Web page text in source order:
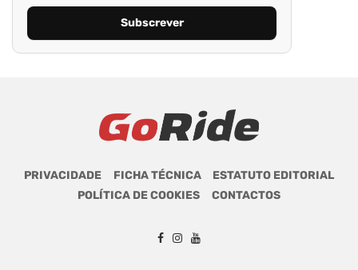
PRIVACIDADE FICHA TÉCNICA
ESTATUTO EDITORIAL
POLÍTICA DE COOKIES
CONTACTOS